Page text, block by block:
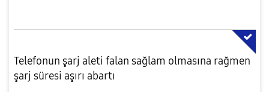
Telefonun şarj aleti falan sağlam olmasına rağmen
şarj süresi aşırı abartı